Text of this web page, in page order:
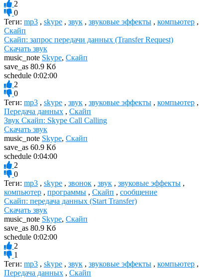
2
0
Теги: mp3 , skype , звук , звуковые эффекты , компьютер ,
Скайп
Скайп: запрос передачи данных (Transfer Request)
Скачать звук
music_note Skype, Скайп
save_as 80.9 Кб
schedule 0:02:00
2
0
Теги: mp3 , skype , звук , звуковые эффекты , компьютер ,
Передача данных , Скайп
Звук Скайп: Skype Call Calling
Скачать звук
music_note Skype, Скайп
save_as 60.9 Кб
schedule 0:04:00
2
0
Теги: mp3 , skype , звонок , звук , звуковые эффекты ,
компьютер , программы , Скайп , сообщение
Скайп: передача данных (Start Transfer)
Скачать звук
music_note Skype, Скайп
save_as 80.9 Кб
schedule 0:02:00
2
1
Теги: mp3 , skype , звук , звуковые эффекты , компьютер ,
Передача данных , Скайп